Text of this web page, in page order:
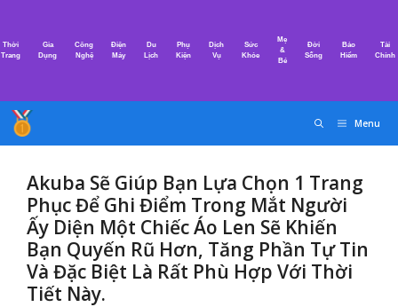
nội
Thời
Trang
Gia
Dụng
Công
Nghệ
Điện
Máy
Du
Lịch
Phụ
Kiện
Dịch
Vụ
Sức
Khỏe
Mẹ
&
Bé
Đời
Sống
Bảo
Hiểm
Tài
Chính
Menu
Akuba Sẽ Giúp Bạn Lựa Chọn 1 Trang
Phục Để Ghi Điểm Trong Mắt Người
Ấy Diện Một Chiếc Áo Len Sẽ Khiến
Bạn Quyến Rũ Hơn, Tăng Phần Tự Tin
Và Đặc Biệt Là Rất Phù Hợp Với Thời
Tiết Này.